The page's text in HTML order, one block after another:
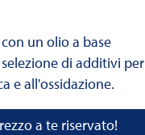
un olio a base
di additivi per
e all'ossidazione.
a te riservato!